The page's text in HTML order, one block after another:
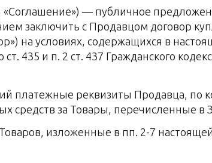
— публичное
заключить с Продавцом договор
на условиях, содержащихся в
435 и п. 2 ст. 437 Гражданского
платежные реквизиты Продавца, по
средств за Товары, перечисленные в
изложенные в пп. 2-7